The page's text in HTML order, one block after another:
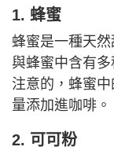
1. 蜂蜜
蜂蜜是一種天
與蜂蜜中含有
注意的，蜂蜜
量添加進咖啡。
2. 可可粉